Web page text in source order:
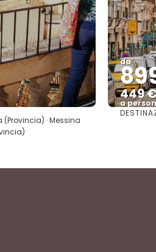
· Messina
da
449
a